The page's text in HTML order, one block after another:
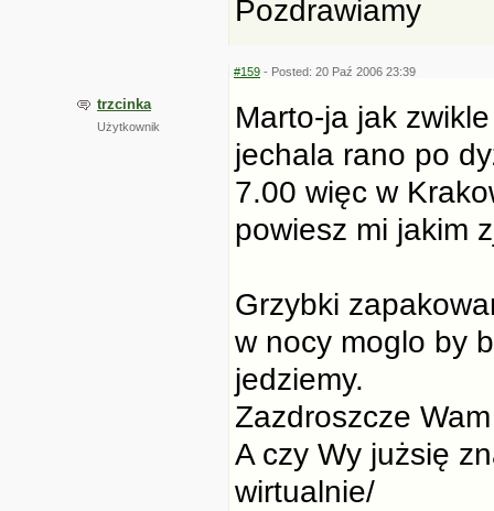
Pozdrawiamy
trzcinka
Użytkownik
#159 - Posted: 20 Paź 2006 23:39
Marto-ja jak
jechala rano po
7.00 więc w
powiesz mi jakim
Grzybki
w nocy moglo by
jedziemy.
Zazdroszcze
A czy Wy jużsię
wirtualnie/